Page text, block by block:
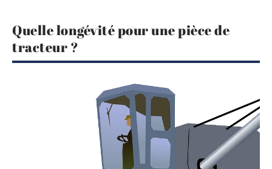
Quelle longévité pour une pièce de
tracteur ?